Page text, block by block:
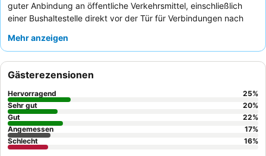
guter Anbindung an öffentliche Verkehrsmittel, einschließlich
einer Bushaltestelle direkt vor der Tür für Verbindungen nach
und frischen, vor Ort zubereiteten Speisen genießen. Das
Hilfsbereitschaft gelobt, was maßgeblich zu einem positiven
Gästeerlebnis beiträgt. Für ein ruhigeres Erlebnis empfiehlt es
sich, ein Zimmer mit Gartenblick anzufragen.
Mehr anzeigen
Gästerezensionen
Hervorragend 25%
Sehr gut
20%
Gut
22%
Angemessen
17%
Schlecht
16%